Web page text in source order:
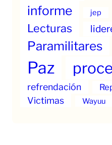
informe jep
Lecturas
Paramilitares
Paz
refrendación
Victimas
Wayuu